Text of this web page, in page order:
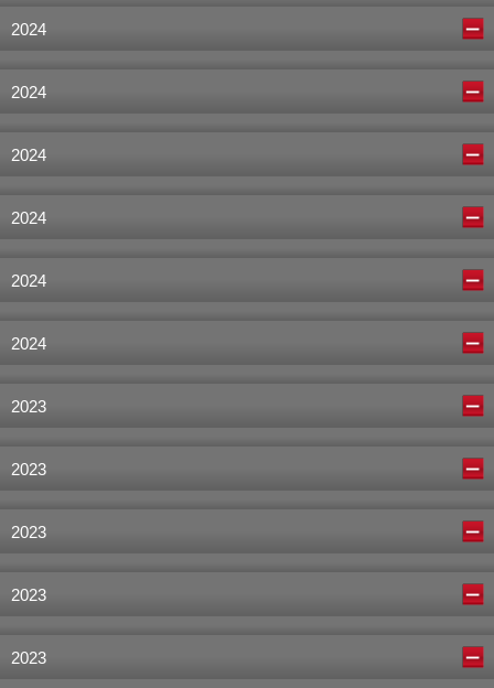
2024
2024
2024
2024
2024
2024
2023
2023
2023
2023
2023